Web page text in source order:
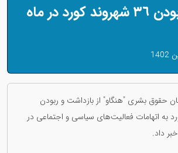
بازداشت و ربودن ٣٦ شهروند کورد در ماه
حقوق بشری "هنگاو" از بازداشت و ربودن
کورد به اتهامات فعالیت‌های سیاسی و اجتماعی در
داد.